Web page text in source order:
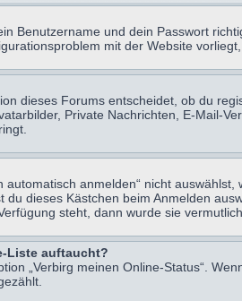
Benutzername und dein Passwort
mit der Website
dieses Forums entscheidet, ob du
Private Nachrichten, E-Mail-
anmelden“ nicht
dieses Kästchen beim Anmelden
steht, dann wurde sie
Liste auftaucht?
„Verbirg meinen Online-Status“.